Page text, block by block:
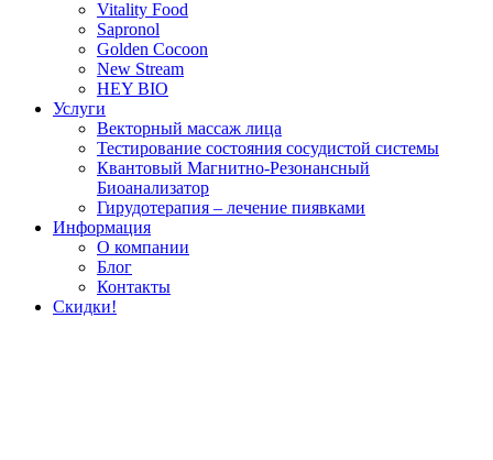
Vitality Food
Sapronol
Golden Cocoon
New Stream
HEY BIO
Услуги
Векторный массаж лица
Тестирование состояния сосудистой системы
Квантовый Магнитно-Резонансный
Биоанализатор
Гирудотерапия – лечение пиявками
Информация
О компании
Блог
Контакты
Скидки!